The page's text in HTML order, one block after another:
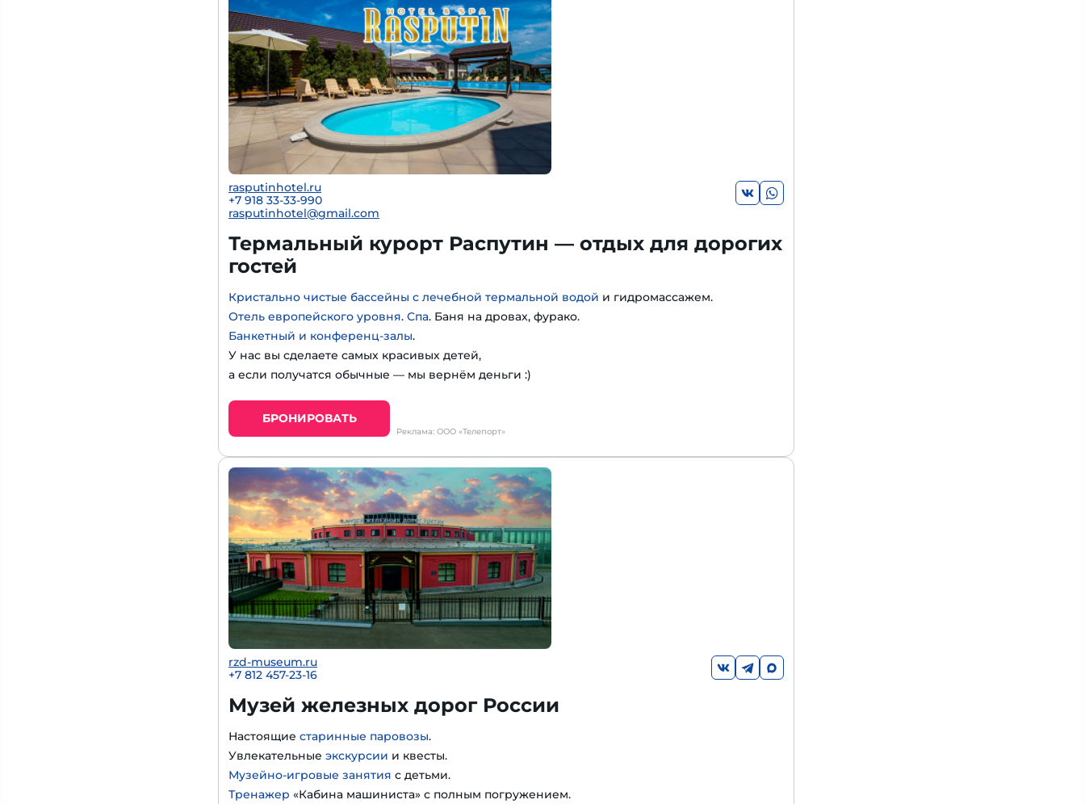
rasputinhotel.ru
+7 918 33-33-990
rasputinhotel@gmail.com
Термальный курорт Распутин — отдых для дорогих
гостей
Кристально чистые бассейны с лечебной термальной водой и гидромассажем.
Отель европейского уровня. Спа. Баня на дровах, фурако.
Банкетный и конференц-залы.
У нас вы сделаете самых красивых детей,
а если получатся обычные — мы вернём деньги :)
БРОНИРОВАТЬ
Реклама: ООО «Телепорт»
rzd-museum.ru
+7 812 457-23-16
Музей железных дорог России
Настоящие старинные паровозы.
Увлекательные экскурсии и квесты.
Музейно-игровые занятия с детьми.
Тренажер «Кабина машиниста» с полным погружением.